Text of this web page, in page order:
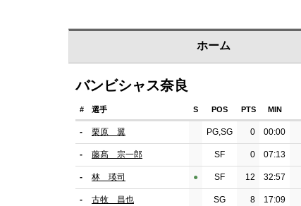
ホーム
バンビシャス奈良
# 選手 S POS PTS MIN
- 栗原 翼 PG,SG 0 00:00
- 藤髙 宗一郎 SF 0 07:13
- 林 瑛司 ●︎ SF 12 32:57
- 古牧 昌也 SG 8 17:09